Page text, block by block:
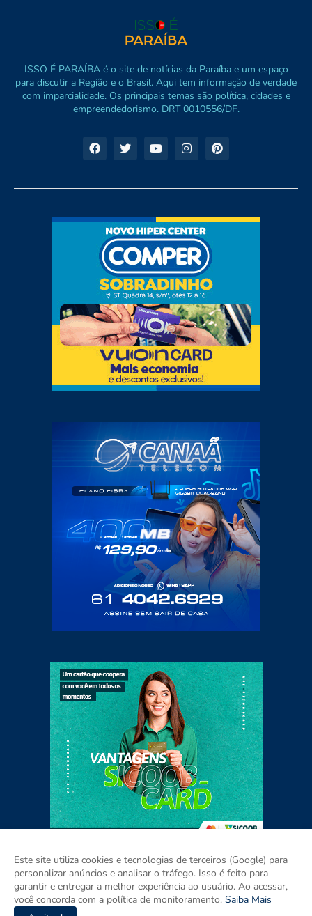
ISSO É PARAÍBA é o site de notícias da Paraíba e um espaço
para discutir a Região e o Brasil. Aqui tem informação de verdade
com imparcialidade. Os principais temas são política, cidades e
empreendedorismo. DRT 0010556/DF.
Home Sobre Contato Mídia Kit
Este site utiliza cookies e tecnologias de terceiros (Google) para
personalizar anúncios e analisar o tráfego. Isso é feito para
garantir e entregar a melhor experiência ao usuário. Ao acessar,
você concorda com a política de monitoramento. Saiba Mais